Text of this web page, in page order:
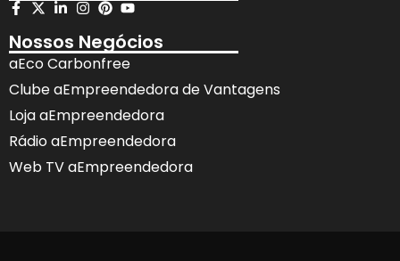
Nossos Negócios
aEco Carbonfree
Clube aEmpreendedora de Vantagens
Loja aEmpreendedora
Rádio aEmpreendedora
Web TV aEmpreendedora